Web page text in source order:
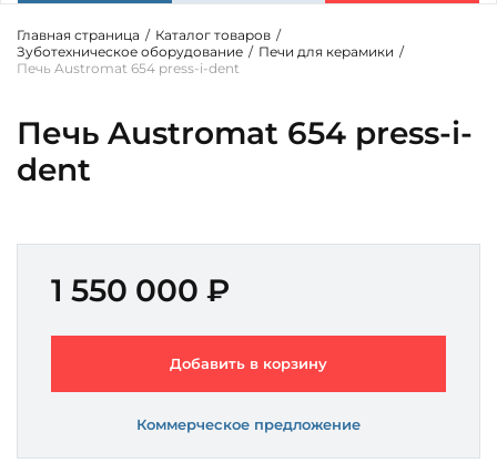
Главная страница / Каталог товаров /
Зуботехническое оборудование / Печи для керамики /
Печь Austromat 654 press-i-dent
Печь Austromat 654 press-i-
dent
1 550 000 ₽
Добавить в корзину
Коммерческое предложение